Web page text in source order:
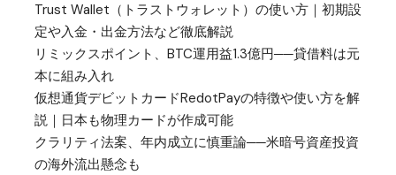
Trust Wallet（トラストウォレット）の使い方｜初期設
定や入金・出金方法など徹底解説
リミックスポイント、BTC運用益1.3億円──貸借料は元
本に組み入れ
仮想通貨デビットカードRedotPayの特徴や使い方を解
説｜日本も物理カードが作成可能
クラリティ法案、年内成立に慎重論──米暗号資産投資
の海外流出懸念も